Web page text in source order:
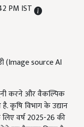
PM IST
(Image source AI
करने और वैकल्पिक
कृषि विभाग के उद्यान
वर्ष 2025-26 की